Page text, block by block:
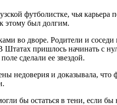
футболистке, чья карьера
этому был долгим.
во дворе. Родители и
пришлось начинать с
сделали ее звездой.
недоверия и доказывала,
бы остаться в тени, если